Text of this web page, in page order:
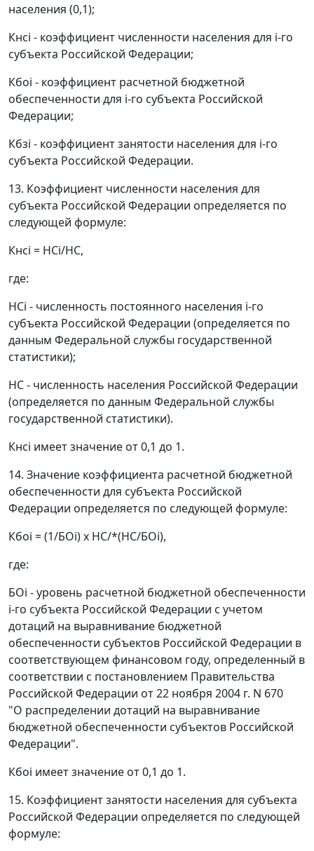
населения (0,1);
Кнсi - коэффициент численности населения для i-го
субъекта Российской Федерации;
Кбоi - коэффициент расчетной бюджетной
обеспеченности для i-го субъекта Российской
Федерации;
Кбзi - коэффициент занятости населения для i-го
субъекта Российской Федерации.
13. Коэффициент численности населения для
субъекта Российской Федерации определяется по
следующей формуле:
Кнсi = НСi/НС,
где:
НСi - численность постоянного населения i-го
субъекта Российской Федерации (определяется по
данным Федеральной службы государственной
статистики);
НС - численность населения Российской Федерации
(определяется по данным Федеральной службы
государственной статистики).
Кнсi имеет значение от 0,1 до 1.
14. Значение коэффициента расчетной бюджетной
обеспеченности для субъекта Российской
Федерации определяется по следующей формуле:
Кбоi = (1/БОi) х НС/*(НС/БОi),
где:
БОi - уровень расчетной бюджетной обеспеченности
i-го субъекта Российской Федерации с учетом
дотаций на выравнивание бюджетной
обеспеченности субъектов Российской Федерации в
соответствующем финансовом году, определенный в
соответствии с постановлением Правительства
Российской Федерации от 22 ноября 2004 г. N 670
"О распределении дотаций на выравнивание
бюджетной обеспеченности субъектов Российской
Федерации".
Кбoi имеет значение от 0,1 до 1.
15. Коэффициент занятости населения для субъекта
Российской Федерации определяется по следующей
формуле: